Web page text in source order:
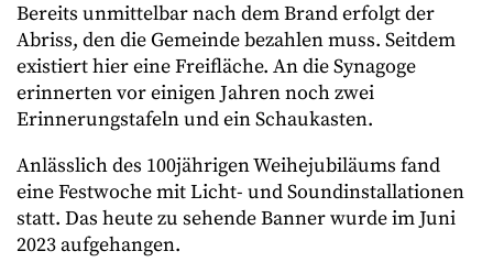
Bereits unmittelbar nach dem Brand erfolgt der
Abriss, den die Gemeinde bezahlen muss. Seitdem
existiert hier eine Freifläche. An die Synagoge
erinnerten vor einigen Jahren noch zwei
Erinnerungstafeln und ein Schaukasten.
Anlässlich des 100jährigen Weihejubiläums fand
eine Festwoche mit Licht- und Soundinstallationen
statt. Das heute zu sehende Banner wurde im Juni
2023 aufgehangen.